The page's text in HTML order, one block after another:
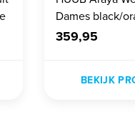
Dames black/
359,95
BEKIJK